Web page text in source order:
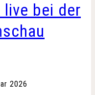
live bei der
2026